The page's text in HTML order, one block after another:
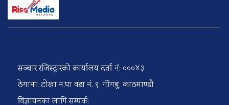
सञ्चार रजिस्ट्रारको कार्यालय दर्ता नं: ०००४३
ठेगाना: टोखा न.पा वडा नं. ९, गोंगबु, काठमाण्डौ
विज्ञापनका लागि सम्पर्क: